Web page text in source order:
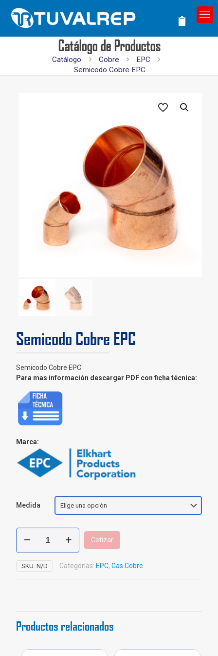
Catálogo de Productos
Catálogo Cobre
EPC
Semicodo Cobre EPC
Semicodo Cobre EPC
Semicodo Cobre EPC
Para mas información descargar PDF con ficha técnica:
Marca:
Medida
Semicodo
Cobre
EPC
cantidad
Cotizar
SKU: N/D Categorías: EPC, Gas Cobre
Productos relacionados